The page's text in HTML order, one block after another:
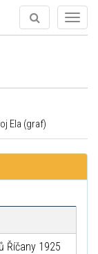
Ela (graf)
Říčany 1925